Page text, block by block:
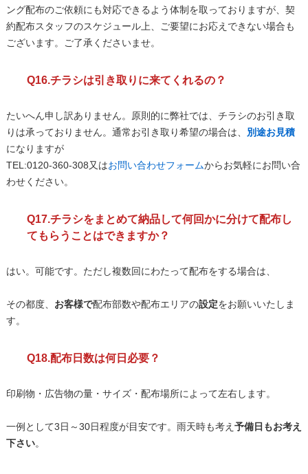
ング配布のご依頼にも対応できるよう体制を取っておりますが、契
約配布スタッフのスケジュール上、ご要望にお応えできない場合も
ございます。ご了承くださいませ。
Q16.チラシは引き取りに来てくれるの？
たいへん申し訳ありません。原則的に弊社では、チラシのお引き取
りは承っておりません。通常お引き取り希望の場合は、 別途お見積
になりますが
TEL:0120-360-308又はお問い合わせフォームからお気軽にお問い合
わせください。
Q17.チラシをまとめて納品して何回かに分けて配布し
てもらうことはできますか？
はい。可能です。ただし複数回にわたって配布をする場合は、
その都度、 お客様で配布部数や配布エリアの設定をお願いいたしま
す。
Q18.配布日数は何日必要？
印刷物・広告物の量・サイズ・配布場所によって左右します。
一例として3日～30日程度が目安です。雨天時も考え 予備日もお考え
下さい。